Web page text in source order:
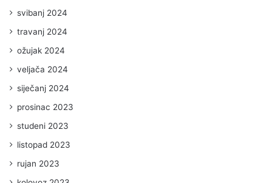
svibanj 2024
travanj 2024
ožujak 2024
veljača 2024
siječanj 2024
prosinac 2023
studeni 2023
listopad 2023
rujan 2023